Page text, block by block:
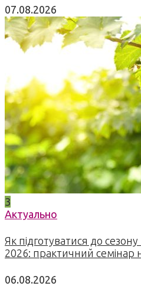
07.08.2026
3
Актуально
Як підготуватися до
2026: практичний семінар
06.08.2026